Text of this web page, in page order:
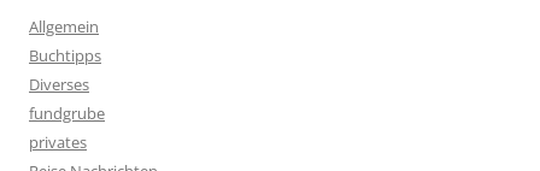
Allgemein
Buchtipps
Diverses
fundgrube
privates